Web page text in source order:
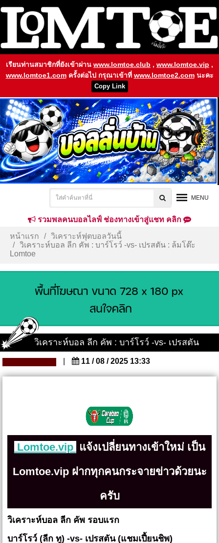
เรียนท่านสมาชิกที่ยังเข้าผ่าน www.lomtoe.club , www.lomtoe.vip ,
www.lomtoe1.com ครั้งต่อไป กรุณาเข้าที่ www.lomtoe2.comนะคะ
Copy Link
MENU
รวมพลคนบอลไลฟ์ ช่องทางเข้าสู่แชท คลิก
หน้าแรก
วิเคราะห์ฟุตบอลวันนี้
วิเคราะห์บอล ลีก คัพ : บาร์โรว์ -vs- เปรสตัน : ล้มโต๊ะ
Lomtoe
วิเคราะห์บอล ลีก คัพ : บาร์โรว์ -vs- เปรสตัน
11 / 08 / 2025 13:33
Lomtoe.vip แจ้งเปลี่ยนทางเข้าใหม่ เป็น
Lomtoe.vip ฝากทุกคนกระจายข่าวด้วยนะ
ครับ
วิเคราะห์บอล ลีก คัพ รอบแรก
บาร์โรว์ (ลีก ทู) -vs- เปรสตัน (แชมเปี้ยนชิพ)